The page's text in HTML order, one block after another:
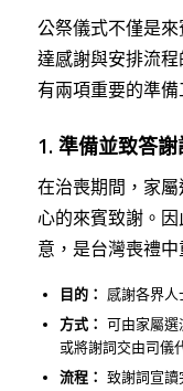
公祭儀式不僅是
達感謝與安排流
有兩項重要的準備
1. 準備並致答謝
在治喪期間，家
心的來賓致謝。
意，是台灣喪禮中
目的：
感謝各界人
方式： 可由家屬選
或將謝詞交由司儀
流程： 致謝詞宣讀